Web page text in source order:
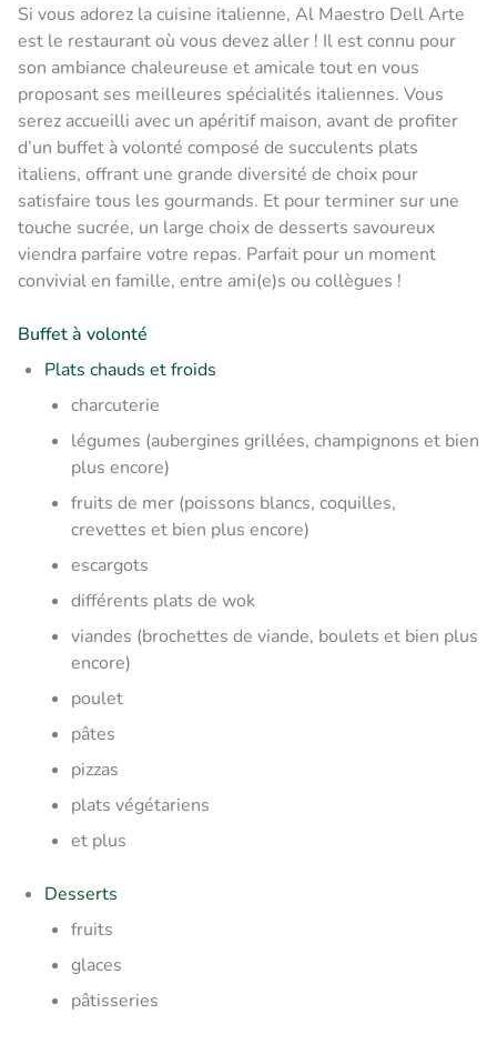
Si vous adorez la cuisine italienne, Al Maestro Dell Arte
est le restaurant où vous devez aller ! Il est connu pour
son ambiance chaleureuse et amicale tout en vous
proposant ses meilleures spécialités italiennes. Vous
serez accueilli avec un apéritif maison, avant de profiter
d’un buffet à volonté composé de succulents plats
italiens, offrant une grande diversité de choix pour
satisfaire tous les gourmands. Et pour terminer sur une
touche sucrée, un large choix de desserts savoureux
viendra parfaire votre repas. Parfait pour un moment
convivial en famille, entre ami(e)s ou collègues !
Buffet à volonté
Plats chauds et froids
charcuterie
légumes (aubergines grillées, champignons et bien
plus encore)
fruits de mer (poissons blancs, coquilles,
crevettes et bien plus encore)
escargots
différents plats de wok
viandes (brochettes de viande, boulets et bien plus
encore)
poulet
pâtes
pizzas
plats végétariens
et plus
Desserts
fruits
glaces
pâtisseries